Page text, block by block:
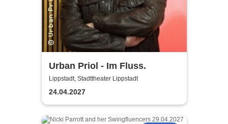
Urban Priol - Im Fluss.
Lippstadt, Stadttheater Lippstadt
24.04.2027